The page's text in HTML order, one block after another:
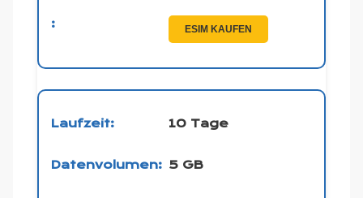
ESIM KAUFEN
10 Tage
5 GB